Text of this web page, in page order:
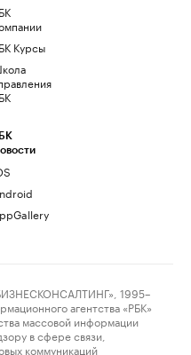
Курсы
1995–
агентства «РБК»
массовой информации
в сфере связи,
коммуникаций